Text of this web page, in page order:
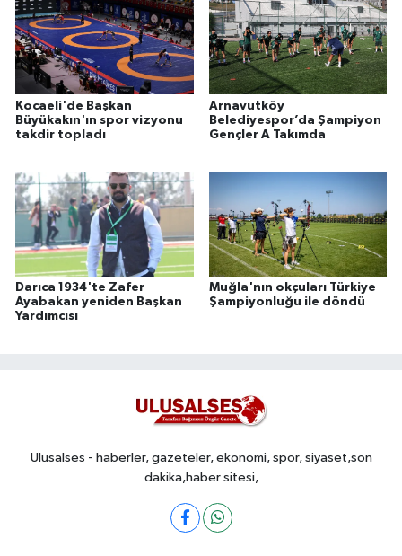
Kocaeli'de Başkan
Büyükakın'ın spor vizyonu
takdir topladı
Arnavutköy
Belediyespor’da Şampiyon
Gençler A Takımda
Darıca 1934'te Zafer
Ayabakan yeniden Başkan
Yardımcısı
Muğla'nın okçuları Türkiye
Şampiyonluğu ile döndü
Ulusalses - haberler, gazeteler, ekonomi, spor, siyaset,son
dakika,haber sitesi,